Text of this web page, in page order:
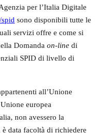
per l’Italia Digitale
sono disponibili tutte le
servizi offre e come si
Domanda on-line di
SPID di livello di
all’Unione
europea
non avessero la
data facoltà di richiedere